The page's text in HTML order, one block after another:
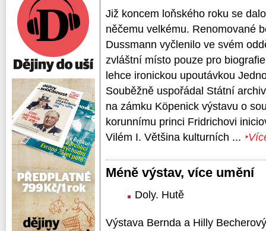
Již koncem loňského roku se
něčemu velkému. Renomované
Dussmann vyčlenilo ve svém
zvláštní místo pouze pro
lehce ironickou upoutávkou
Souběžně uspořádal Státní
na zámku Köpenick výstavu o
korunnímu princi Fridrichovi
Vilém I. Většina kulturních ...
Méně výstav, více umění
Doly. Hutě
Výstava Bernda a Hilly